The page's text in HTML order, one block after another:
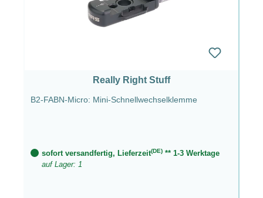
Really Right Stuff
B2-FABN-Micro: Mini-Schnellwechselklemme
sofort versandfertig, Lieferzeit(DE) ** 1-3 Werktage
auf Lager: 1